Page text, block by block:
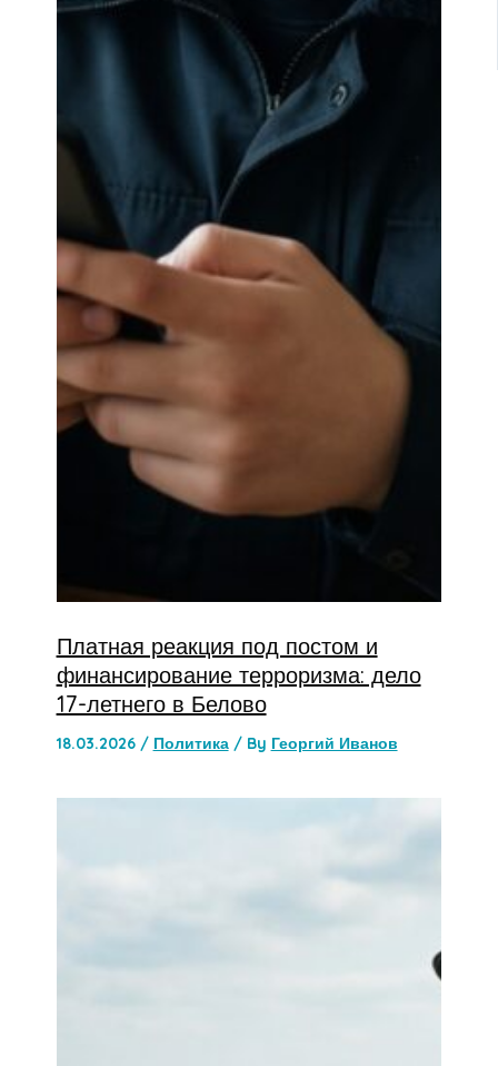
Платная реакция под постом и
финансирование терроризма: дело
17-летнего в Белово
18.03.2026 / Политика/ By Георгий Иванов